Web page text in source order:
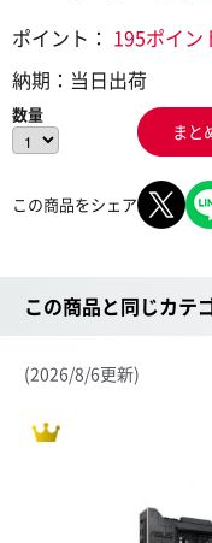
ポイント： 195ポイン
納期： 当日出荷
数量
まと
この商品をシェア
この商品と同じカテ
(2026/8/6更新)